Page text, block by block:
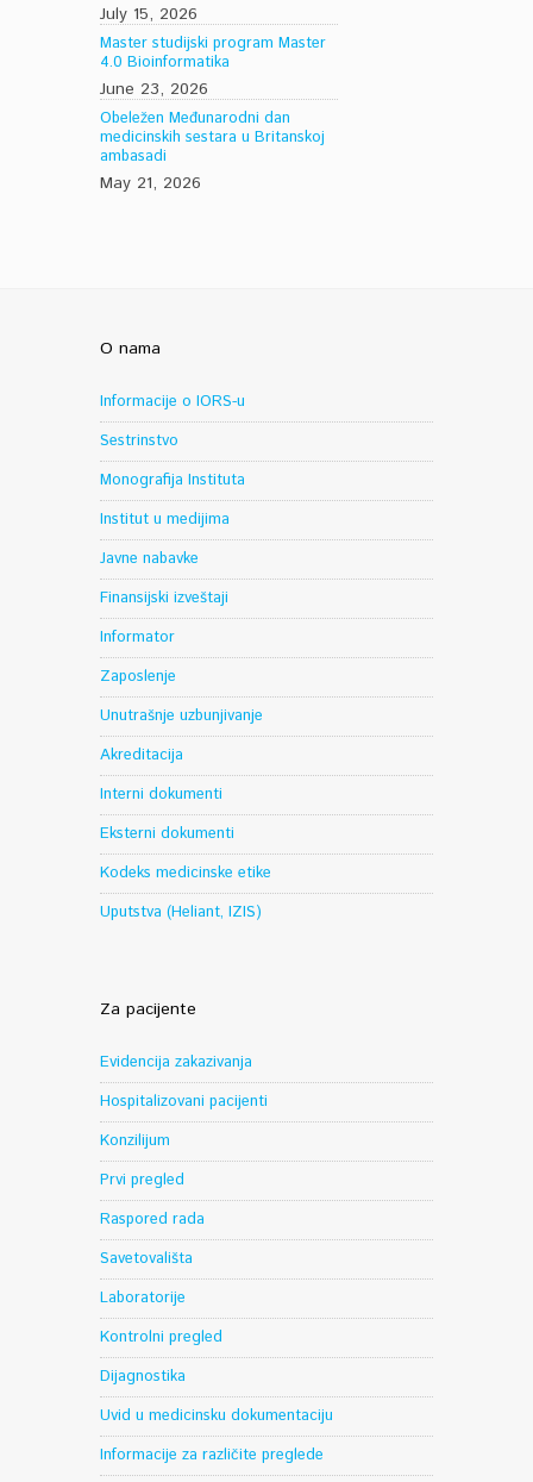
July 15, 2026
Master studijski program Master
4.0 Bioinformatika
June 23, 2026
Obeležen Međunarodni dan
medicinskih sestara u Britanskoj
ambasadi
May 21, 2026
O nama
Informacije o IORS-u
Sestrinstvo
Monografija Instituta
Institut u medijima
Javne nabavke
Finansijski izveštaji
Informator
Zaposlenje
Unutrašnje uzbunjivanje
Akreditacija
Interni dokumenti
Eksterni dokumenti
Kodeks medicinske etike
Uputstva (Heliant, IZIS)
Za pacijente
Evidencija zakazivanja
Hospitalizovani pacijenti
Konzilijum
Prvi pregled
Raspored rada
Savetovališta
Laboratorije
Kontrolni pregled
Dijagnostika
Uvid u medicinsku dokumentaciju
Informacije za različite preglede